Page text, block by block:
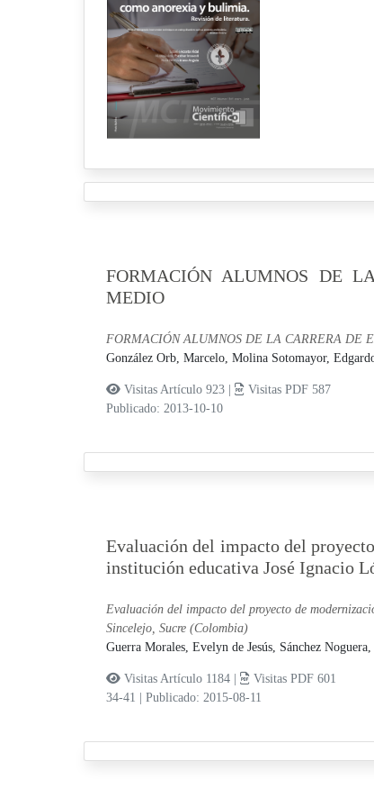
FORMACIÓN ALUMNOS DE
MEDIO
FORMACIÓN ALUMNOS DE LA CARRERA DE
González Orb, Marcelo, Molina Sotomayor,
Visitas Artículo 923 |
Visitas PDF 587
Publicado: 2013-10-10
Evaluación del impacto del
institución educativa José Ignacio
Evaluación del impacto del proyecto de
Sincelejo, Sucre (Colombia)
Guerra Morales, Evelyn de Jesús, Sánchez Noguera,
Visitas Artículo 1184 |
Visitas PDF 601
34-41
Publicado: 2015-08-11